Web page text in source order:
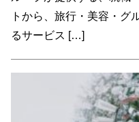
トから、旅行・美容・グ
るサービス […]